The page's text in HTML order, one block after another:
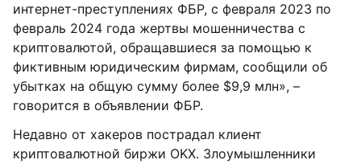
интернет-преступлениях ФБР, с февраля 2023 по
февраль 2024 года жертвы мошенничества с
криптовалютой, обращавшиеся за помощью к
фиктивным юридическим фирмам, сообщили об
убытках на общую сумму более $9,9 млн», –
говорится в объявлении ФБР.
Недавно от хакеров пострадал клиент
криптовалютной биржи OKX. Злоумышленники